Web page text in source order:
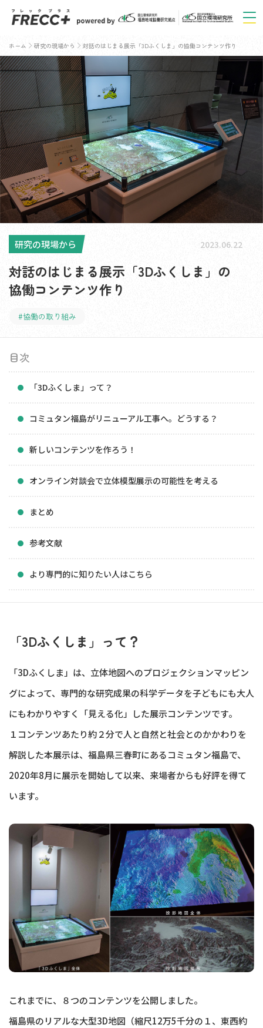
ホーム 研究の現場から 対話のはじまる展示「3Dふくしま」の協働コンテンツ作り
研究の現場から 2023.06.22
対話のはじまる展示「3Dふくしま」の
協働コンテンツ作り
#協働の取り組み
目次
「3Dふくしま」って？
コミュタン福島がリニューアル工事へ。どうする？
新しいコンテンツを作ろう！
オンライン対談会で立体模型展示の可能性を考える
まとめ
参考文献
より専門的に知りたい人はこちら
「3Dふくしま」って？
「3Dふくしま」は、立体地図へのプロジェクションマッピン
グによって、専門的な研究成果の科学データを子どもにも大人
にもわかりやすく「見える化」した展示コンテンツです。
１コンテンツあたり約２分で人と自然と社会とのかかわりを
解説した本展示は、福島県三春町にあるコミュタン福島で、
2020年8月に展示を開始して以来、来場者からも好評を得て
います。
これまでに、８つのコンテンツを公開しました。
福島県のリアルな大型3D地図（縮尺12万5千分の１、東西約